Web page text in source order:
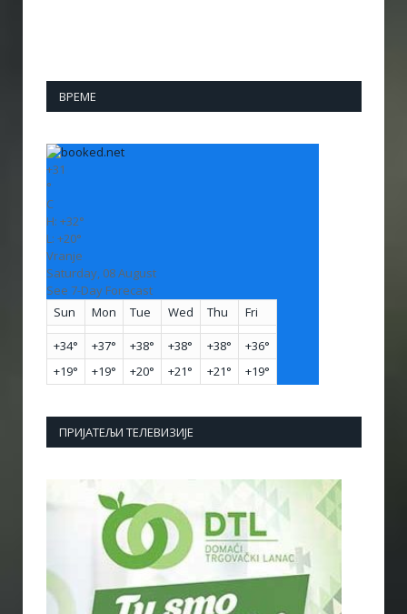
ВРЕМЕ
+31
°
C
H: +32°
L: +20°
Vranje
Saturday, 08 August
See 7-Day Forecast
Sun
Mon Tue Wed Thu Fri
+34° +37° +38° +38° +38° +36°
+19° +19° +20° +21° +21° +19°
ПРИЈАТЕЉИ ТЕЛЕВИЗИЈЕ